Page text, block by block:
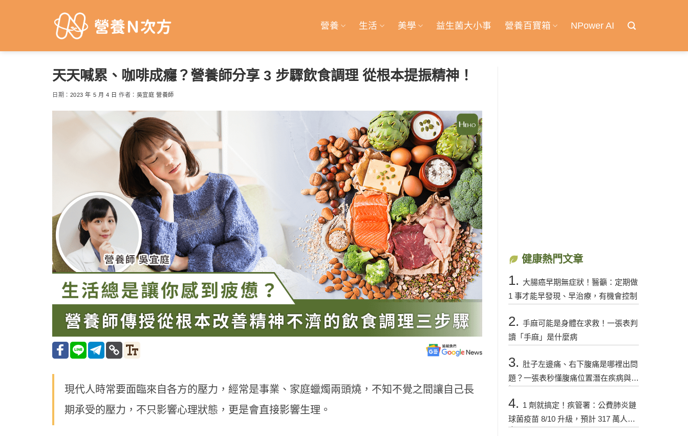
營養 生活 美學 益生菌大小事 營養百寶箱 NPower AI
天天喊累、咖啡成癮？營養師分享 3 步驟飲食調理 從根本提振精神！
日期： 2023 年 5 月 4 日 作者： 吳宜庭 營養師
現代人時常要面臨來自各方的壓力，經常是事業、家庭蠟燭兩頭燒，不知不覺之間讓自己長
期承受的壓力，不只影響心理狀態，更是會直接影響生理。
健康熱門文章
1. 大腸癌早期無症狀！醫籲：定期做
1 事才能早發現、早治療，有機會控制
2. 手麻可能是身體在求救！一張表判
讀「手麻」是什麼病
3. 肚子左邊痛、右下腹痛是哪裡出問
題？一張表秒懂腹痛位置潛在疾病與警
訊
4. 1 劑就搞定！疾管署：公費肺炎鏈
球菌疫苗 8/10 升級，預計 317 萬人受
惠